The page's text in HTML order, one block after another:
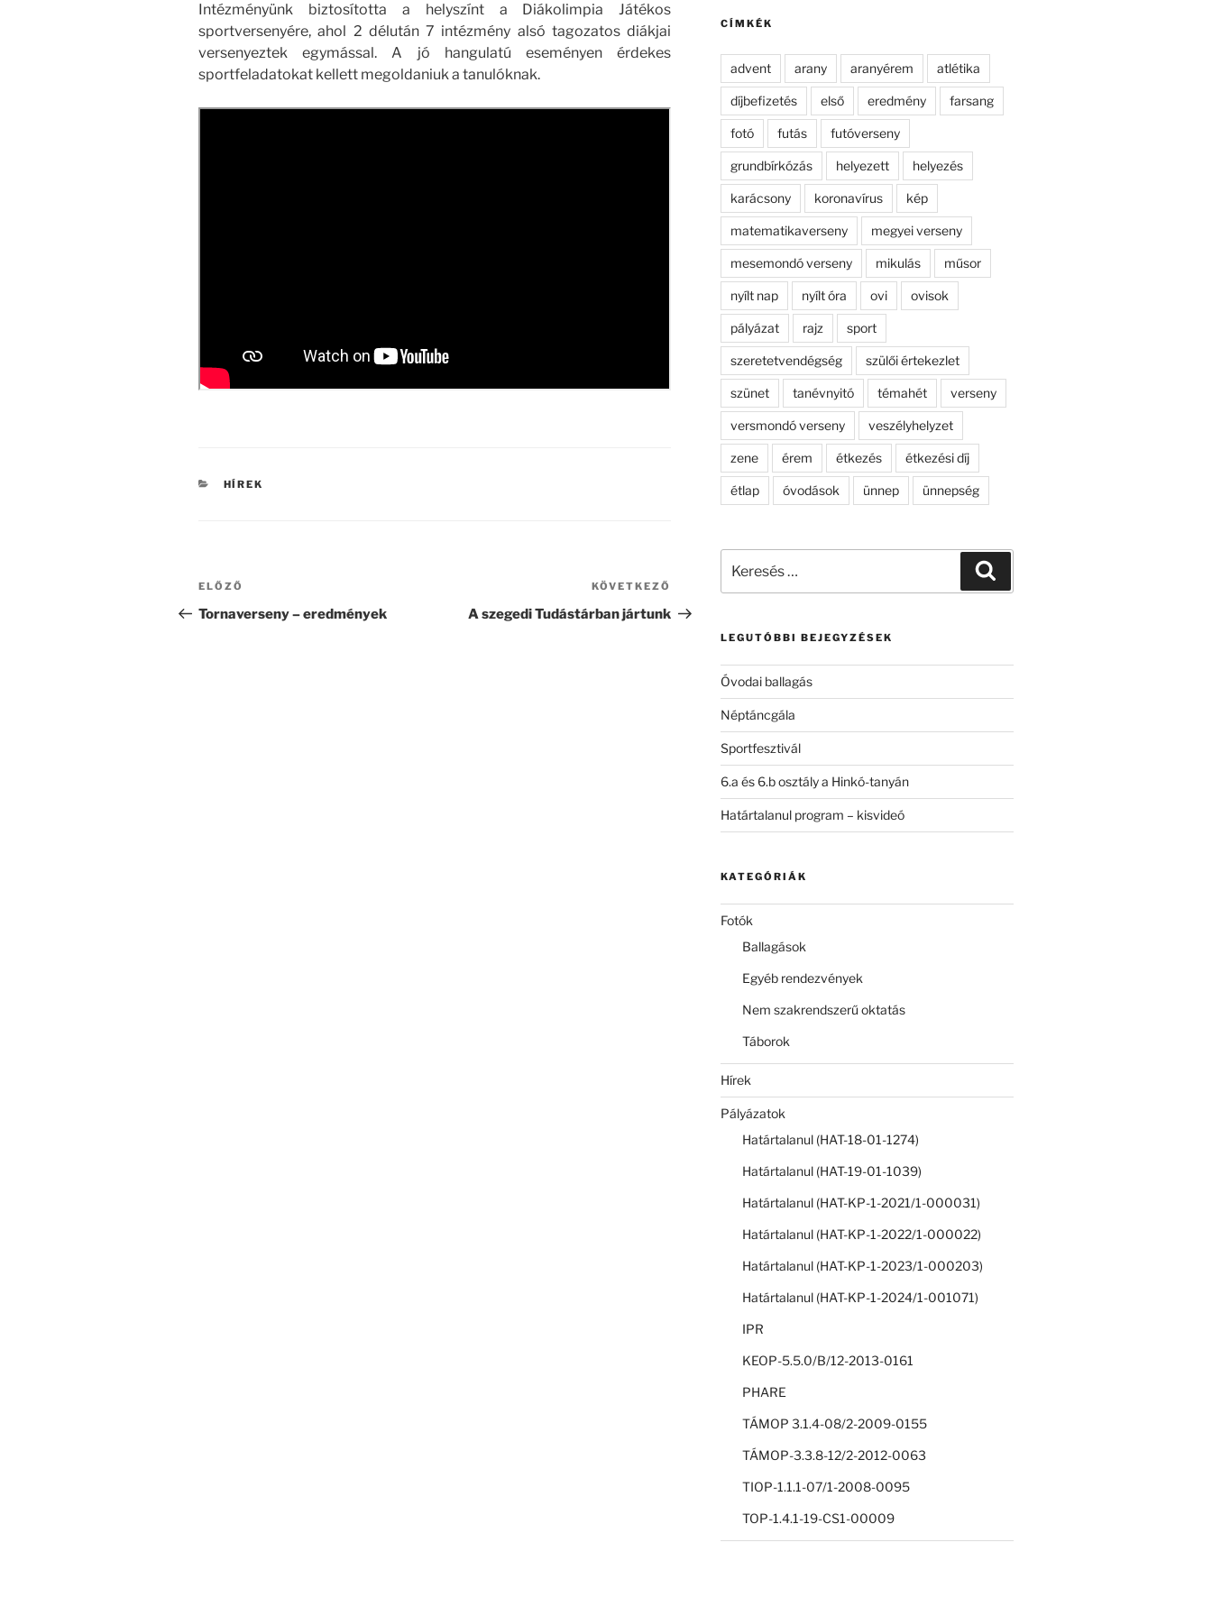
Intézményünk biztosította a helyszínt a Diákolimpia Játékos
sportversenyére, ahol 2 délután 7 intézmény alsó tagozatos diákjai
versenyeztek egymással. A jó hangulatú eseményen érdekes
sportfeladatokat kellett megoldaniuk a tanulóknak.
KATEGÓRIÁK
HÍREK
Bejegyzés
navigáció
Korábbi
bejegyzés
ELŐZŐ
Tornaverseny – eredmények
Következő
bejegyzés
KÖVETKEZŐ
A szegedi Tudástárban jártunk
CÍMKÉK
advent arany aranyérem atlétika
díjbefizetés első eredmény farsang
fotó futás futóverseny
grundbírkózás helyezett helyezés
karácsony koronavírus kép
matematikaverseny megyei verseny
mesemondó verseny mikulás műsor
nyílt nap nyílt óra ovi ovisok
pályázat rajz sport
szeretetvendégség szülői értekezlet
szünet tanévnyitó témahét verseny
versmondó verseny veszélyhelyzet
zene érem étkezés étkezési díj
étlap óvodások ünnep ünnepség
következő
LEGUTÓBBI BEJEGYZÉSEK
Óvodai ballagás
Néptáncgála
Sportfesztivál
6.a és 6.b osztály a Hinkó-tanyán
Határtalanul program – kisvideó
KATEGÓRIÁK
Fotók
Ballagások
Egyéb rendezvények
Nem szakrendszerű oktatás
Táborok
Hírek
Pályázatok
Határtalanul (HAT-18-01-1274)
Határtalanul (HAT-19-01-1039)
Határtalanul (HAT-KP-1-2021/1-000031)
Határtalanul (HAT-KP-1-2022/1-000022)
Határtalanul (HAT-KP-1-2023/1-000203)
Határtalanul (HAT-KP-1-2024/1-001071)
IPR
KEOP-5.5.0/B/12-2013-0161
PHARE
TÁMOP 3.1.4-08/2-2009-0155
TÁMOP-3.3.8-12/2-2012-0063
TIOP-1.1.1-07/1-2008-0095
TOP-1.4.1-19-CS1-00009